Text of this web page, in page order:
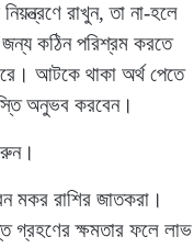
রাখুন, তা না-হলে
জন্য কঠিন পরিশ্রম করতে
আটকে থাকা অর্থ পেতে
অনুভব করবেন।
মকর রাশির জাতকরা।
গ্রহণের ক্ষমতার ফলে লাভ